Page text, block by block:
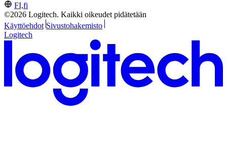
FI,fi
©2026 Logitech. Kaikki oikeudet pidätetään
Käyttöehdot Sivustohakemisto
Logitech